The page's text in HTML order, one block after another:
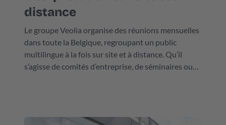
distance
Le groupe Veolia organise des réunions mensuelles
dans toute la Belgique, regroupant un public
multilingue à la fois sur site et à distance. Qu’il
s’agisse de comités d’entreprise, de séminaires ou